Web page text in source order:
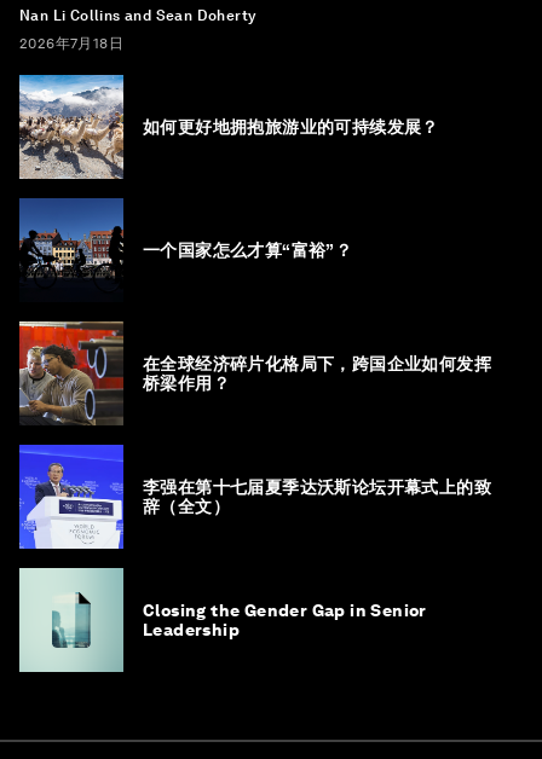
Nan Li Collins and Sean Doherty
2026年7月18日
如何更好地拥抱旅游业的可持续发展？
一个国家怎么才算“富裕”？
在全球经济碎片化格局下，跨国企业如何发挥
桥梁作用？
李强在第十七届夏季达沃斯论坛开幕式上的致
辞（全文）
Closing the Gender Gap in Senior
Leadership